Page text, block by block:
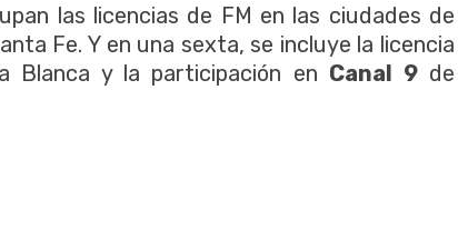
las licencias de FM en las ciudades de
Fe. Y en una sexta, se incluye la licencia
Blanca y la participación en Canal 9de